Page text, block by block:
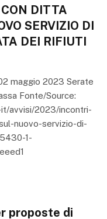
DITTA
SERVIZIO DI
DEI RIFIUTI
maggio 2023 Serate
Fonte/Source:
avvisi/2023/incontri-
nuovo-servizio-di-
1-
proposte di